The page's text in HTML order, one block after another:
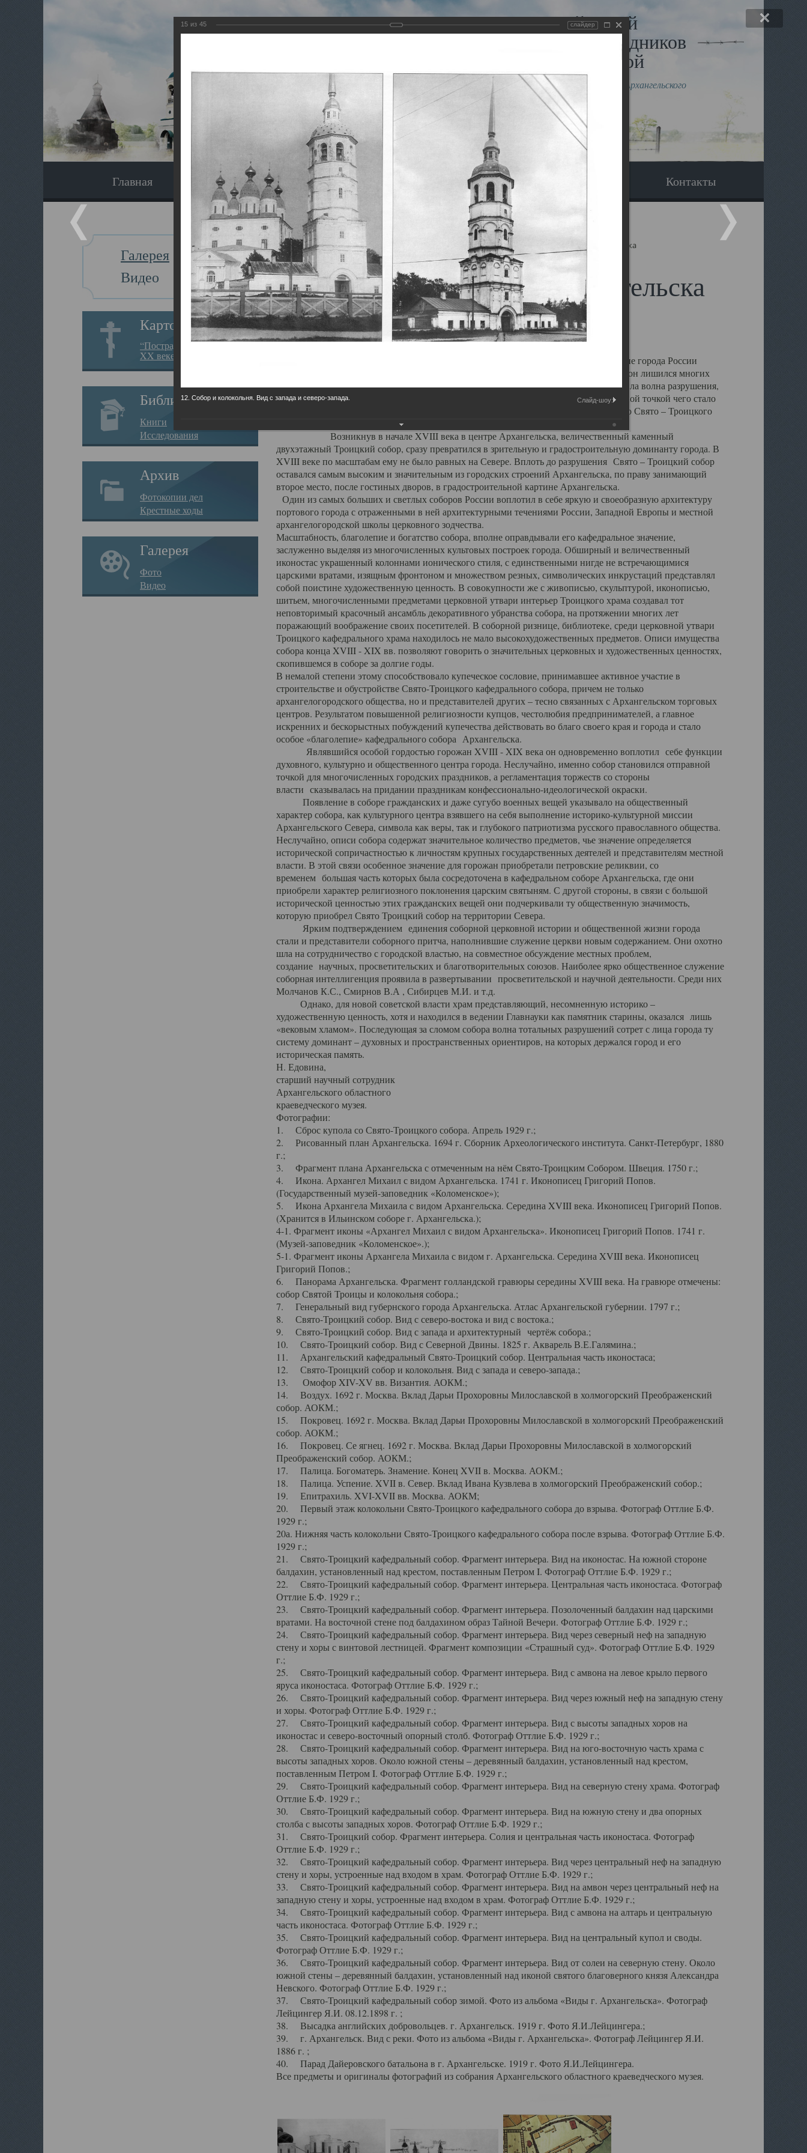
Виртуальный музей
Новомучеников и исповедников
Земли Архангельской
Сайт создан по благословлению митрополита Архангельского
и Холмогорского Даниила
Главная Экскурсия Наследники Галерея Контакты
Галерея
Видео
Картотека
“Пострадавшие за веру в
XX веке на Севере”
Библиотека
Книги
Исследования
Архив
Фотокопии дел
Крестные ходы
Галерея
Фото
Видео
Главная Галерея Храмы-мученики Архангельска Свято-Троицкий собор Архангельска
Свято-Троицкий собор Архангельска
Свято-Троицкий собор Архангельска
Сегодня мы можем говорить, что Архангельск в большей мере, чем другие губернские города России
пострадал от целенаправленных систематических разрушений, в результате которых он лишился многих
выдающихся памятников архитектуры. Больше всего по старому Архангельску ударила волна разрушения,
вызванная борьбой с религией, набравшая особую силу в конце 20 –х годов. Отправной точкой чего стало
разрушение православного центра архангельской губернии - ансамбля кафедрального Свято – Троицкого
Возникнув в начале XVIII века в центре Архангельска, величественный каменный
двухэтажный Троицкий собор, сразу превратился в зрительную и градостроительную доминанту города. В
XVIII веке по масштабам ему не было равных на Севере. Вплоть до разрушения Свято – Троицкий собор
оставался самым высоким и значительным из городских строений Архангельска, по праву занимающий
второе место, после гостиных дворов, в градостроительной картине Архангельска.
Один из самых больших и светлых соборов России воплотил в себе яркую и своеобразную архитектуру
портового города с отраженными в ней архитектурными течениями России, Западной Европы и местной
архангелогородской школы церковного зодчества.
Масштабность, благолепие и богатство собора, вполне оправдывали его кафедральное значение,
заслуженно выделяя из многочисленных культовых построек города. Обширный и величественный
иконостас украшенный колоннами ионического стиля, с единственными нигде не встречающимися
царскими вратами, изящным фронтоном и множеством резных, символических инкрустаций представлял
собой поистине художественную ценность. В совокупности же с живописью, скульптурой, иконописью,
шитьем, многочисленными предметами церковной утвари интерьер Троицкого храма создавал тот
неповторимый красочный ансамбль декоративного убранства собора, на протяжении многих лет
поражающий воображение своих посетителей. В соборной ризнице, библиотеке, среди церковной утвари
Троицкого кафедрального храма находилось не мало высокохудожественных предметов. Описи имущества
собора конца XVIII - XIX вв. позволяют говорить о значительных церковных и художественных ценностях,
скопившемся в соборе за долгие годы.
В немалой степени этому способствовало купеческое сословие, принимавшее активное участие в
строительстве и обустройстве Свято-Троицкого кафедрального собора, причем не только
архангелогородского общества, но и представителей других – тесно связанных с Архангельском торговых
центров. Результатом повышенной религиозности купцов, честолюбия предпринимателей, а главное
искренних и бескорыстных побуждений купечества действовать во благо своего края и города и стало
особое «благолепие» кафедрального собора Архангельска.
Являвшийся особой гордостью горожан XVIII - XIX века он одновременно воплотил себе функции
духовного, культурно и общественного центра города. Неслучайно, именно собор становился отправной
точкой для многочисленных городских праздников, а регламентация торжеств со стороны
власти сказывалась на придании праздникам конфессионально-идеологической окраски.
Появление в соборе гражданских и даже сугубо военных вещей указывало на общественный
характер собора, как культурного центра взявшего на себя выполнение историко-культурной миссии
Архангельского Севера, символа как веры, так и глубокого патриотизма русского православного общества.
Неслучайно, описи собора содержат значительное количество предметов, чье значение определяется
исторической сопричастностью к личностям крупных государственных деятелей и представителям местной
власти. В этой связи особенное значение для горожан приобретали петровские реликвии, со
временем большая часть которых была сосредоточена в кафедральном соборе Архангельска, где они
приобрели характер религиозного поклонения царским святыням. С другой стороны, в связи с большой
исторической ценностью этих гражданских вещей они подчеркивали ту общественную значимость,
которую приобрел Свято Троицкий собор на территории Севера.
Ярким подтверждением единения соборной церковной истории и общественной жизни города
стали и представители соборного притча, наполнившие служение церкви новым содержанием. Они охотно
шла на сотрудничество с городской властью, на совместное обсуждение местных проблем,
создание научных, просветительских и благотворительных союзов. Наиболее ярко общественное служение
соборная интеллигенция проявила в развертывании просветительской и научной деятельности. Среди них
Молчанов К.С., Смирнов В.А , Сибирцев М.И. и т.д.
Однако, для новой советской власти храм представляющий, несомненную историко –
художественную ценность, хотя и находился в ведении Главнауки как памятник старины, оказался лишь
«вековым хламом». Последующая за сломом собора волна тотальных разрушений сотрет с лица города ту
систему доминант – духовных и пространственных ориентиров, на которых держался город и его
историческая память.
Н. Едовина,
старший научный сотрудник
Архангельского областного
краеведческого музея.
Фотографии:
1. Сброс купола со Свято-Троицкого собора. Апрель 1929 г.;
2. Рисованный план Архангельска. 1694 г. Сборник Археологического института. Санкт-Петербург, 1880
г.;
3. Фрагмент плана Архангельска с отмеченным на нём Свято-Троицким Собором. Швеция. 1750 г.;
4. Икона. Архангел Михаил с видом Архангельска. 1741 г. Иконописец Григорий Попов.
(Государственный музей-заповедник «Коломенское»);
5. Икона Архангела Михаила с видом Архангельска. Середина XVIII века. Иконописец Григорий Попов.
(Хранится в Ильинском соборе г. Архангельска.);
4-1. Фрагмент иконы «Архангел Михаил с видом Архангельска». Иконописец Григорий Попов. 1741 г.
(Музей-заповедник «Коломенское».);
5-1. Фрагмент иконы Архангела Михаила с видом г. Архангельска. Середина XVIII века. Иконописец
Григорий Попов.;
6. Панорама Архангельска. Фрагмент голландской гравюры середины XVIII века. На гравюре отмечены:
собор Святой Троицы и колокольня собора.;
7. Генеральный вид губернского города Архангельска. Атлас Архангельской губернии. 1797 г.;
8. Свято-Троицкий собор. Вид с северо-востока и вид с востока.;
9. Свято-Троицкий собор. Вид с запада и архитектурный чертёж собора.;
10. Свято-Троицкий собор. Вид с Северной Двины. 1825 г. Акварель В.Е.Галямина.;
11. Архангельский кафедральный Свято-Троицкий собор. Центральная часть иконостаса;
12. Свято-Троицкий собор и колокольня. Вид с запада и северо-запада.;
13. Омофор XIV-XV вв. Византия. АОКМ.;
14. Воздух. 1692 г. Москва. Вклад Дарьи Прохоровны Милославской в холмогорский Преображенский
собор. АОКМ.;
15. Покровец. 1692 г. Москва. Вклад Дарьи Прохоровны Милославской в холмогорский Преображенский
собор. АОКМ.;
16. Покровец. Се ягнец. 1692 г. Москва. Вклад Дарьи Прохоровны Милославской в холмогорский
Преображенский собор. АОКМ.;
17. Палица. Богоматерь. Знамение. Конец XVII в. Москва. АОКМ.;
18. Палица. Успение. XVII в. Север. Вклад Ивана Кузвлева в холмогорский Преображенский собор.;
19. Епитрахиль. XVI-XVII вв. Москва. АОКМ;
20. Первый этаж колокольни Свято-Троицкого кафедрального собора до взрыва. Фотограф Оттлие Б.Ф.
1929 г.;
20а. Нижняя часть колокольни Свято-Троицкого кафедрального собора после взрыва. Фотограф Оттлие Б.Ф.
1929 г.;
21. Свято-Троицкий кафедральный собор. Фрагмент интерьера. Вид на иконостас. На южной стороне
балдахин, установленный над крестом, поставленным Петром I. Фотограф Оттлие Б.Ф. 1929 г.;
22. Свято-Троицкий кафедральный собор. Фрагмент интерьера. Центральная часть иконостаса. Фотограф
Оттлие Б.Ф. 1929 г.;
23. Свято-Троицкий кафедральный собор. Фрагмент интерьера. Позолоченный балдахин над царскими
вратами. На восточной стене под балдахином образ Тайной Вечери. Фотограф Оттлие Б.Ф. 1929 г.;
24. Свято-Троицкий кафедральный собор. Фрагмент интерьера. Вид через северный неф на западную
стену и хоры с винтовой лестницей. Фрагмент композиции «Страшный суд». Фотограф Оттлие Б.Ф. 1929
г.;
25. Свято-Троицкий кафедральный собор. Фрагмент интерьера. Вид с амвона на левое крыло первого
яруса иконостаса. Фотограф Оттлие Б.Ф. 1929 г.;
26. Свято-Троицкий кафедральный собор. Фрагмент интерьера. Вид через южный неф на западную стену
и хоры. Фотограф Оттлие Б.Ф. 1929 г.;
27. Свято-Троицкий кафедральный собор. Фрагмент интерьера. Вид с высоты западных хоров на
иконостас и северо-восточный опорный столб. Фотограф Оттлие Б.Ф. 1929 г.;
28. Свято-Троицкий кафедральный собор. Фрагмент интерьера. Вид на юго-восточную часть храма с
высоты западных хоров. Около южной стены – деревянный балдахин, установленный над крестом,
поставленным Петром I. Фотограф Оттлие Б.Ф. 1929 г.;
29. Свято-Троицкий кафедральный собор. Фрагмент интерьера. Вид на северную стену храма. Фотограф
Оттлие Б.Ф. 1929 г.;
30. Свято-Троицкий кафедральный собор. Фрагмент интерьера. Вид на южную стену и два опорных
столба с высоты западных хоров. Фотограф Оттлие Б.Ф. 1929 г.;
31. Свято-Троицкий собор. Фрагмент интерьера. Солия и центральная часть иконостаса. Фотограф
Оттлие Б.Ф. 1929 г.;
32. Свято-Троицкий кафедральный собор. Фрагмент интерьера. Вид через центральный неф на западную
стену и хоры, устроенные над входом в храм. Фотограф Оттлие Б.Ф. 1929 г.;
33. Свято-Троицкий кафедральный собор. Фрагмент интерьера. Вид на амвон через центральный неф на
западную стену и хоры, устроенные над входом в храм. Фотограф Оттлие Б.Ф. 1929 г.;
34. Свято-Троицкий кафедральный собор. Фрагмент интерьера. Вид с амвона на алтарь и центральную
часть иконостаса. Фотограф Оттлие Б.Ф. 1929 г.;
35. Свято-Троицкий кафедральный собор. Фрагмент интерьера. Вид на центральный купол и своды.
Фотограф Оттлие Б.Ф. 1929 г.;
36. Свято-Троицкий кафедральный собор. Фрагмент интерьера. Вид от солеи на северную стену. Около
южной стены – деревянный балдахин, установленный над иконой святого благоверного князя Александра
Невского. Фотограф Оттлие Б.Ф. 1929 г.;
37. Свято-Троицкий кафедральный собор зимой. Фото из альбома «Виды г. Архангельска». Фотограф
Лейцингер Я.И. 08.12.1898 г. ;
38. Высадка английских добровольцев. г. Архангельск. 1919 г. Фото Я.И.Лейцингера.;
39. г. Архангельск. Вид с реки. Фото из альбома «Виды г. Архангельска». Фотограф Лейцингер Я.И.
1886 г. ;
40. Парад Дайеровского батальона в г. Архангельске. 1919 г. Фото Я.И.Лейцингера.
Все предметы и оригиналы фотографий из собрания Архангельского областного краеведческого музея.
15 из 45 слайдер
12. Собор и колокольня. Вид с запада и северо-запада. Слайд-шоу: